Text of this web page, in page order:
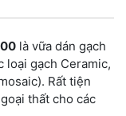
là vữa dán gạch
loại gạch Ceramic,
Rất tiện
thất cho các